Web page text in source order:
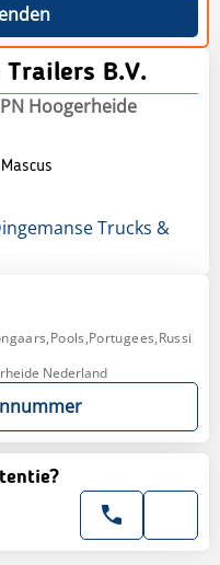
Trailers B.V.
Hoogerheide
Trucks &
Nederland